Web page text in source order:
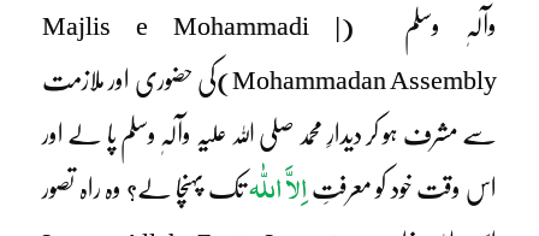
وآلہٖ وسلم (Majlis e Mohammadi |
Mohammadan Assembly)کی حضوری اور ملازمت
سے مشرف ہو کر دیدارِ محمد صلی اللہ علیہ وآلہٖ وسلم پا لے اور
اس وقت خود کو معرفتِ اِلاَّ اللّٰہتک پہنچا لے؟ وہ راہ تصور